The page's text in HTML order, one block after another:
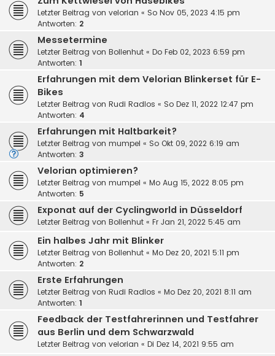
Letzter Beitrag von velorian « So Nov 05, 2023 4:15 pm
Antworten: 2
Messetermine
Letzter Beitrag von Bollenhut « Do Feb 02, 2023 6:59 pm
Antworten: 1
Erfahrungen mit dem Velorian Blinkerset für E-
Bikes
Letzter Beitrag von Rudi Radlos « So Dez 11, 2022 12:47 pm
Antworten: 4
Erfahrungen mit Haltbarkeit?
Letzter Beitrag von mumpel « So Okt 09, 2022 6:19 am
Antworten: 3
Velorian optimieren?
Letzter Beitrag von mumpel « Mo Aug 15, 2022 8:05 pm
Antworten: 5
Exponat auf der Cyclingworld in Düsseldorf
Letzter Beitrag von Bollenhut « Fr Jan 21, 2022 5:45 am
Ein halbes Jahr mit Blinker
Letzter Beitrag von Bollenhut « Mo Dez 20, 2021 5:11 pm
Antworten: 2
Erste Erfahrungen
Letzter Beitrag von Rudi Radlos « Mo Dez 20, 2021 8:11 am
Antworten: 1
Feedback der Testfahrerinnen und Testfahrer
aus Berlin und dem Schwarzwald
Letzter Beitrag von velorian « Di Dez 14, 2021 9:55 am